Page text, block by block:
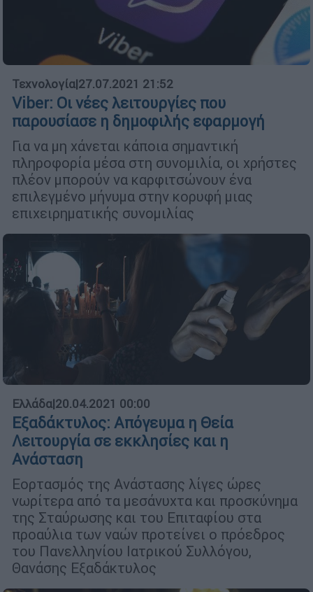
Τεχνολογία|27.07.2021 21:52
Viber: Οι νέες λειτουργίες που
παρουσίασε η δημοφιλής εφαρμογή
Για να μη χάνεται κάποια σημαντική
πληροφορία μέσα στη συνομιλία, οι χρήστες
πλέον μπορούν να καρφιτσώνουν ένα
επιλεγμένο μήνυμα στην κορυφή μιας
επιχειρηματικής συνομιλίας
Ελλάδα|20.04.2021 00:00
Εξαδάκτυλος: Απόγευμα η Θεία
Λειτουργία σε εκκλησίες και η
Ανάσταση
Εορτασμός της Ανάστασης λίγες ώρες
νωρίτερα από τα μεσάνυχτα και προσκύνημα
της Σταύρωσης και του Επιταφίου στα
προαύλια των ναών προτείνει ο πρόεδρος
του Πανελληνίου Ιατρικού Συλλόγου,
Θανάσης Εξαδάκτυλος